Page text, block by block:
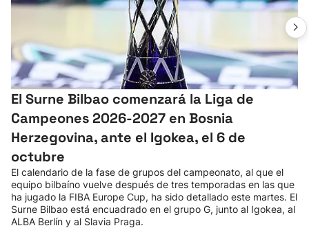
El Surne Bilbao comenzará la Liga de
Campeones 2026-2027 en Bosnia
Herzegovina, ante el Igokea, el 6 de
octubre
El calendario de la fase de grupos del campeonato, al que el
equipo bilbaíno vuelve después de tres temporadas en las que
ha jugado la FIBA Europe Cup, ha sido detallado este martes. El
Surne Bilbao está encuadrado en el grupo G, junto al Igokea, al
ALBA Berlín y al Slavia Praga.